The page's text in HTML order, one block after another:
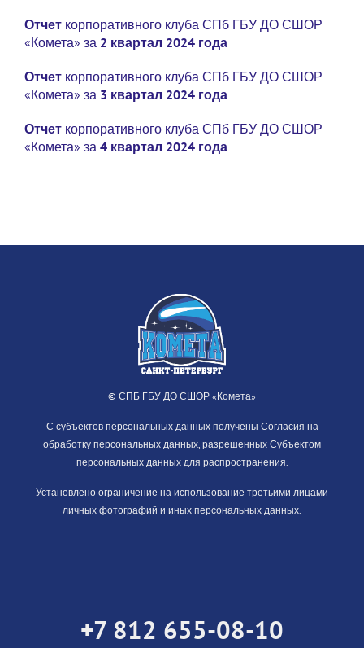
Отчет корпоративного клуба СПб ГБУ ДО СШОР
«Комета» за 2 квартал 2024 года
Отчет корпоративного клуба СПб ГБУ ДО СШОР
«Комета» за 3 квартал 2024 года
Отчет корпоративного клуба СПб ГБУ ДО СШОР
«Комета» за 4 квартал 2024 года
© СПБ ГБУ ДО СШОР «Комета»
С субъектов персональных данных получены Согласия на
обработку персональных данных, разрешенных Субъектом
персональных данных для распространения.
Установлено ограничение на использование третьими лицами
личных фотографий и иных персональных данных.
+7 812 655-08-10